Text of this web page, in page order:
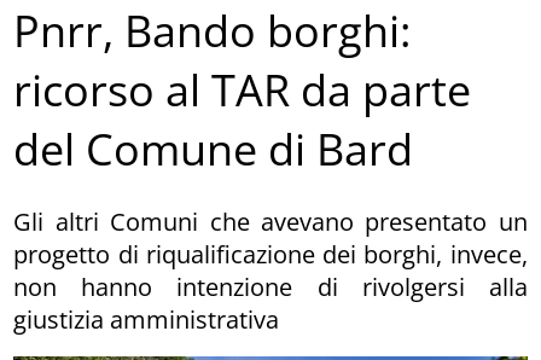
Pnrr, Bando borghi:
ricorso al TAR da parte
del Comune di Bard
Gli altri Comuni che avevano presentato un
progetto di riqualificazione dei borghi, invece,
non hanno intenzione di rivolgersi alla
giustizia amministrativa